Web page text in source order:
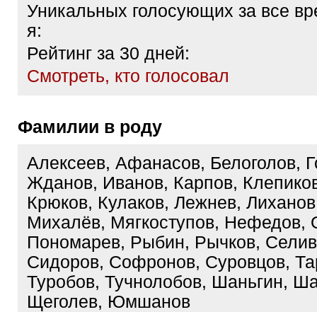
Уникальных голосующих за все
я:
Рейтинг за 30 дней:
Cмотреть, кто голосовал
Фамилии в роду
Алексеев, Афанасов, Белоголов,
Жданов, Иванов, Карпов,
Крюков, Кулаков, Лежнев,
Михалёв, Мягкоступов, Нефедов,
Пономарев, Рыбин, Рычков,
Сидоров, Софронов, Суровцов,
Туробов, Тучнолобов, Шаньгин,
Щеголев, Юмшанов